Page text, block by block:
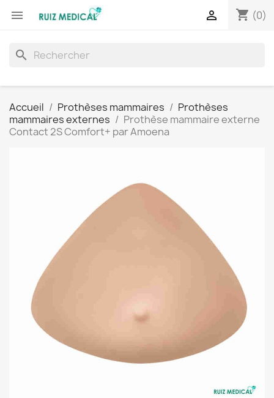
 shopping_cart (0)

search
Accueil Prothèses mammaires
Prothèses
mammaires externes
Prothèse mammaire externe
Contact 2S Comfort+ par Amoena